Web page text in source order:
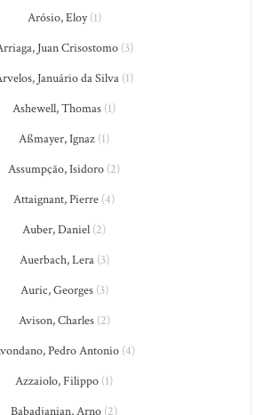
Arósio, Eloy(1)
Juan Crisostomo(3)
Januário da Silva (1)
Ashewell, Thomas (1)
Aßmayer, Ignaz (1)
Assumpção, Isidoro (2)
Attaignant, Pierre (4)
Auber, Daniel (2)
Auerbach, Lera(3)
Auric, Georges(3)
Avison, Charles(2)
Pedro Antonio (4)
Azzaiolo, Filippo (1)
Babadjanian, Arno (2)